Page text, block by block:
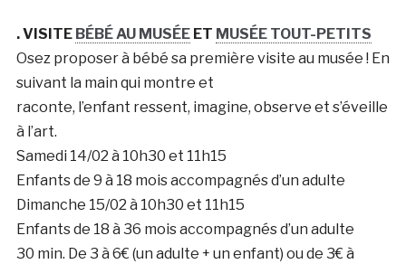
. VISITE BÉBÉ AU MUSÉEET MUSÉE TOUT-PETITS
Osez proposer à bébé sa première visite au musée ! En
suivant la main qui montre et
raconte, l’enfant ressent, imagine, observe et s’éveille
à l’art.
Samedi 14/02 à 10h30 et 11h15
Enfants de 9 à 18 mois accompagnés d’un adulte
Dimanche 15/02 à 10h30 et 11h15
Enfants de 18 à 36 mois accompagnés d’un adulte
30 min. De 3 à 6€ (un adulte + un enfant) ou de 3€ à